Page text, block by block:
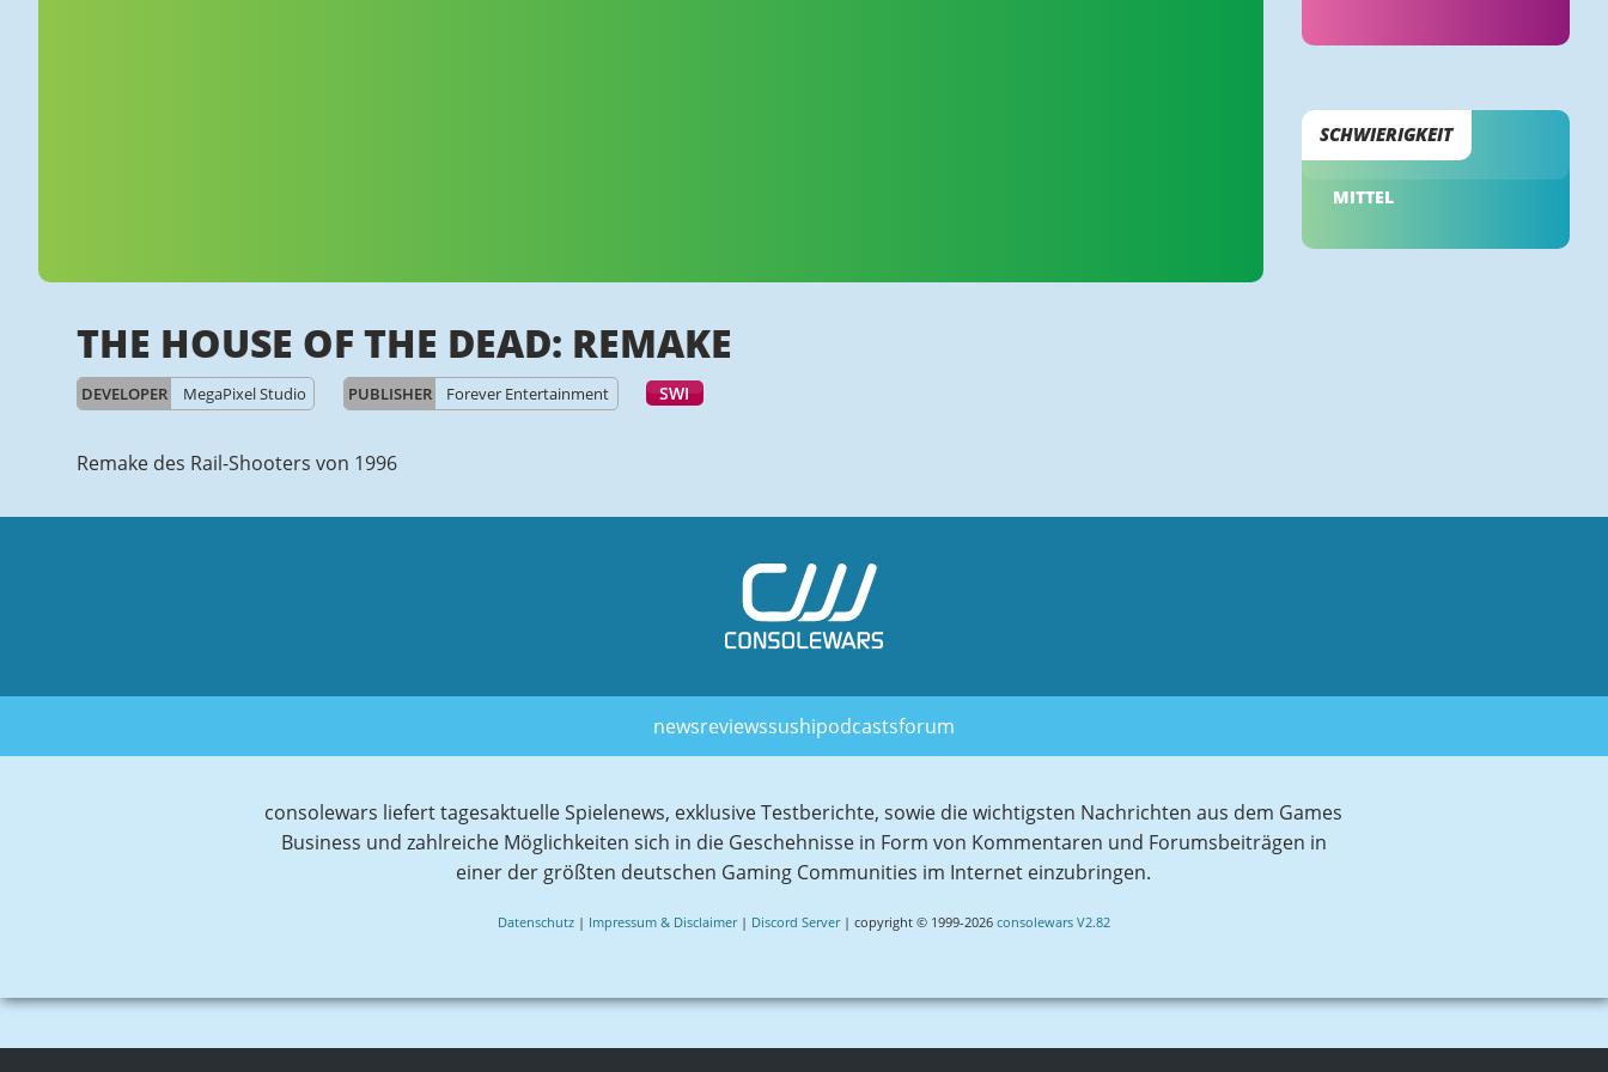
SCHWIERIGKEIT
MITTEL
THE HOUSE OF THE DEAD: REMAKE
DEVELOPER MegaPixel Studio PUBLISHER Forever Entertainment SWI
Remake des Rail-Shooters von 1996
newsreviewssushipodcastsforum
consolewars liefert tagesaktuelle Spielenews, exklusive Testberichte, sowie die wichtigsten Nachrichten aus dem Games
Business und zahlreiche Möglichkeiten sich in die Geschehnisse in Form von Kommentaren und Forumsbeiträgen in
einer der größten deutschen Gaming Communities im Internet einzubringen.
Datenschutz| Impressum & Disclaimer| Discord Server| copyright © 1999-2026 consolewars V2.82